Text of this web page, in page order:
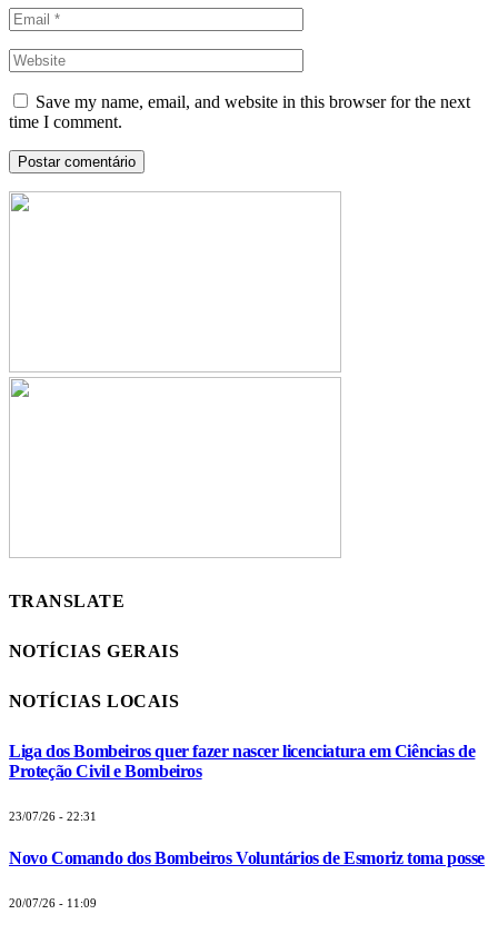
Save my name, email, and website in this browser for the next
time I comment.
TRANSLATE
NOTÍCIAS GERAIS
NOTÍCIAS LOCAIS
Liga dos Bombeiros quer fazer nascer licenciatura em Ciências de
Proteção Civil e Bombeiros
23/07/26 - 22:31
Novo Comando dos Bombeiros Voluntários de Esmoriz toma posse
20/07/26 - 11:09